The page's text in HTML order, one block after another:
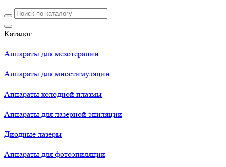
Каталог
Аппараты для мезотерапии
Аппараты для миостимуляции
Аппараты холодной плазмы
Аппараты для лазерной эпиляции
Диодные лазеры
Аппараты для фотоэпиляции